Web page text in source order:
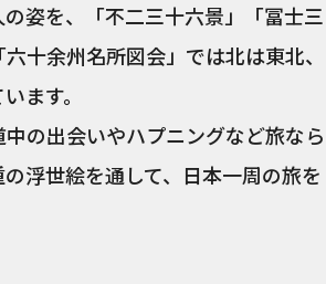
姿を、「不二三十六景」「冨士三
十余州名所図会」では北は東北、
ます。
の出会いやハプニングなど旅なら
浮世絵を通して、日本一周の旅を